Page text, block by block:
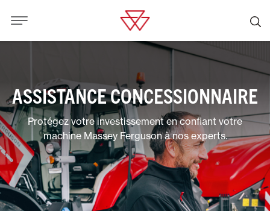
ASSISTANCE CONCESSIONNAIRE
Protégez votre investissement en confiant votre
machine Massey Ferguson à nos experts.